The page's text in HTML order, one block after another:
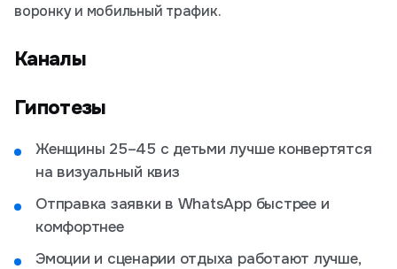
воронку и мобильный трафик.
Каналы
Гипотезы
Женщины 25–45 с детьми лучше конвертятся
на визуальный квиз
Отправка заявки в WhatsApp быстрее и
комфортнее
Эмоции и сценарии отдыха работают лучше,